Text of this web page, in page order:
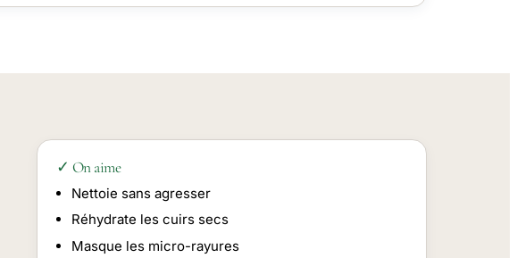
✓ On aime
Nettoie sans agresser
Réhydrate les cuirs secs
Masque les micro-rayures